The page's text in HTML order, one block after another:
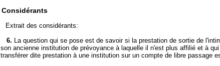
Considérants
Extrait des considérants:
6. La question qui se pose est de savoir si la prestation de sortie de
son ancienne institution de prévoyance à laquelle il n'est plus affilié et à
transférer dite prestation à une institution sur un compte de libre passage